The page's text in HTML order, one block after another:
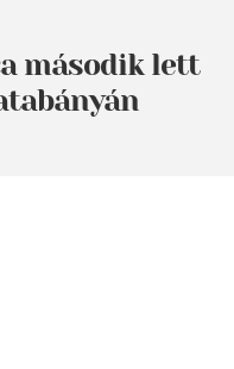
második lett